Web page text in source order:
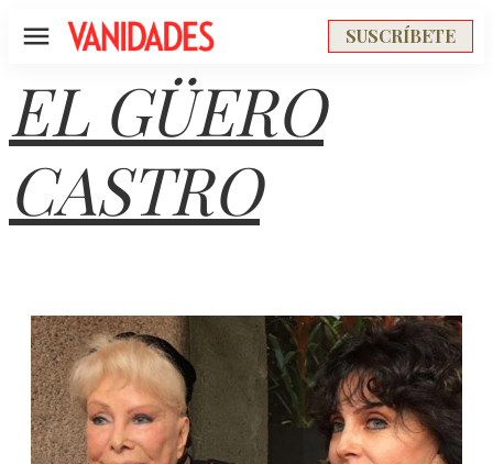
Menú SUSCRÍBETE
EL GÜERO
CASTRO